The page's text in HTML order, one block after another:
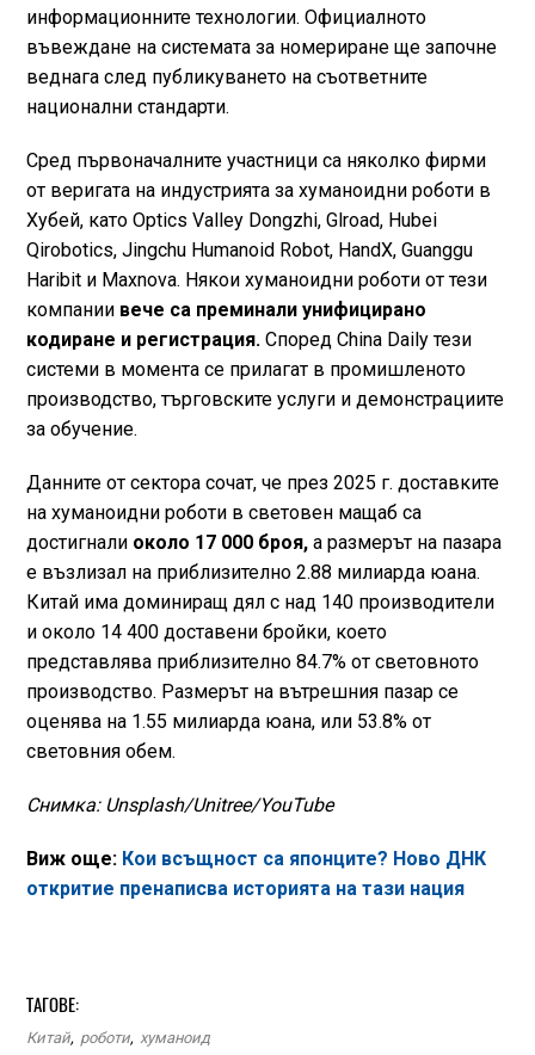
информационните технологии. Официалното
въвеждане на системата за номериране ще започне
веднага след публикуването на съответните
национални стандарти.
Сред първоначалните участници са няколко фирми
от веригата на индустрията за хуманоидни роботи в
Хубей, като Optics Valley Dongzhi, Glroad, Hubei
Qirobotics, Jingchu Humanoid Robot, HandX, Guanggu
Haribit и Maxnova. Някои хуманоидни роботи от тези
компании вече са преминали унифицирано
кодиране и регистрация. Според China Daily тези
системи в момента се прилагат в промишленото
производство, търговските услуги и демонстрациите
за обучение.
Данните от сектора сочат, че през 2025 г. доставките
на хуманоидни роботи в световен мащаб са
достигналиоколо 17 000 броя,а размерът на пазара
е възлизал на приблизително 2.88 милиарда юана.
Китай има доминиращ дял с над 140 производители
и около 14 400 доставени бройки, което
представлява приблизително 84.7% от световното
производство. Размерът на вътрешния пазар се
оценява на 1.55 милиарда юана, или 53.8% от
световния обем.
Снимка: Unsplash/Unitree/YouTube
Виж още: Кои всъщност са японците? Ново ДНК
откритие пренаписва историята на тази нация
ТАГОВЕ:
Китай, роботи, хуманоид